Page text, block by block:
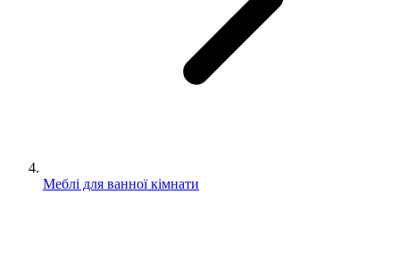
Меблі для ванної кімнати